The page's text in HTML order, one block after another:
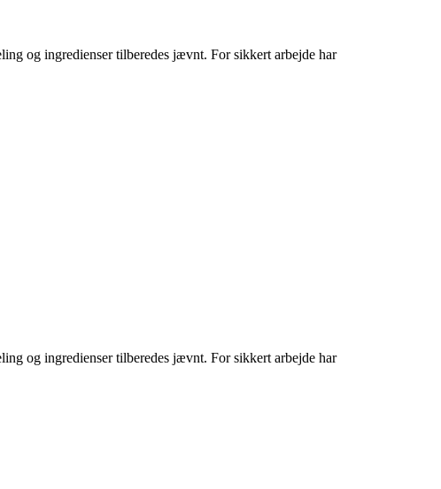
og ingredienser tilberedes jævnt. For sikkert arbejde har
og ingredienser tilberedes jævnt. For sikkert arbejde har